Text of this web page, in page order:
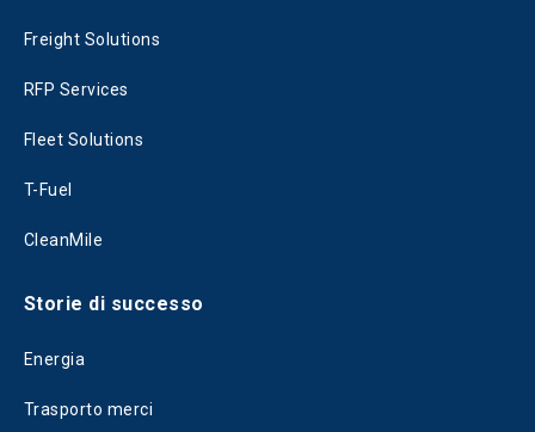
Freight Solutions
RFP Services
Fleet Solutions
T-Fuel
CleanMile
Storie di successo
Energia
Trasporto merci